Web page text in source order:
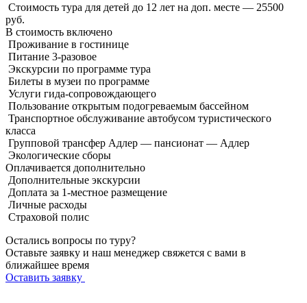
Стоимость тура для детей до 12 лет на доп. месте — 25500
руб.
В стоимость включено
Проживание в гостинице
Питание 3-разовое
Экскурсии по программе тура
Билеты в музеи по программе
Услуги гида-сопровождающего
Пользование открытым подогреваемым бассейном
Транспортное обслуживание автобусом туристического
класса
Групповой трансфер Адлер — пансионат — Адлер
Экологические сборы
Оплачивается дополнительно
Дополнительные экскурсии
Доплата за 1-местное размещение
Личные расходы
Страховой полис
Остались вопросы по туру?
Оставьте заявку и наш менеджер свяжется с вами в
ближайшее время
Оставить заявку